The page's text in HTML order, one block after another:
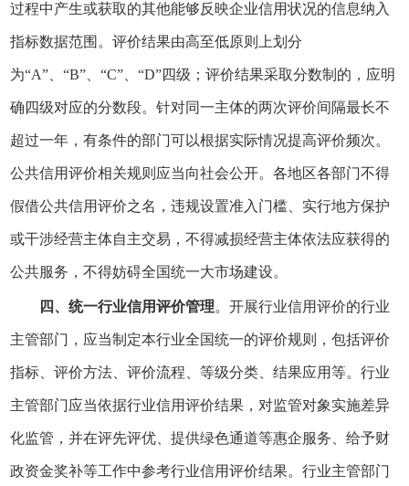
过程中产生或获取的其他能够反映企业信用状况的信息纳入
指标数据范围。评价结果由高至低原则上划分
为“A”、“B”、“C”、“D”四级；评价结果采取分数制的，应明
确四级对应的分数段。针对同一主体的两次评价间隔最长不
超过一年，有条件的部门可以根据实际情况提高评价频次。
公共信用评价相关规则应当向社会公开。各地区各部门不得
假借公共信用评价之名，违规设置准入门槛、实行地方保护
或干涉经营主体自主交易，不得减损经营主体依法应获得的
公共服务，不得妨碍全国统一大市场建设。
四、统一行业信用评价管理。开展行业信用评价的行业
主管部门，应当制定本行业全国统一的评价规则，包括评价
指标、评价方法、评价流程、等级分类、结果应用等。行业
主管部门应当依据行业信用评价结果，对监管对象实施差异
化监管，并在评先评优、提供绿色通道等惠企服务、给予财
政资金奖补等工作中参考行业信用评价结果。行业主管部门